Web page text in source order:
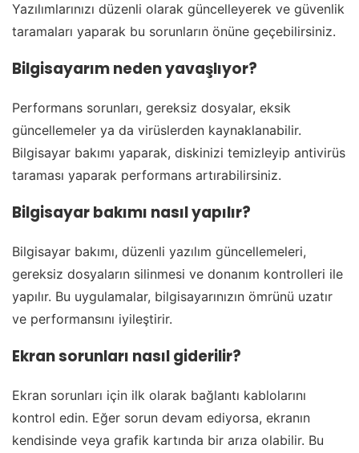
Yazılımlarınızı düzenli olarak güncelleyerek ve güvenlik
taramaları yaparak bu sorunların önüne geçebilirsiniz.
Bilgisayarım neden yavaşlıyor?
Performans sorunları, gereksiz dosyalar, eksik
güncellemeler ya da virüslerden kaynaklanabilir.
Bilgisayar bakımı yaparak, diskinizi temizleyip antivirüs
taraması yaparak performans artırabilirsiniz.
Bilgisayar bakımı nasıl yapılır?
Bilgisayar bakımı, düzenli yazılım güncellemeleri,
gereksiz dosyaların silinmesi ve donanım kontrolleri ile
yapılır. Bu uygulamalar, bilgisayarınızın ömrünü uzatır
ve performansını iyileştirir.
Ekran sorunları nasıl giderilir?
Ekran sorunları için ilk olarak bağlantı kablolarını
kontrol edin. Eğer sorun devam ediyorsa, ekranın
kendisinde veya grafik kartında bir arıza olabilir. Bu